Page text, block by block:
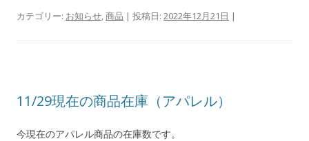
カテゴリー: お知らせ,商品 | 投稿日: 2022年12月21日 |
11/29現在の商品在庫（アパレル）
今現在のアパレル商品の在庫数です。